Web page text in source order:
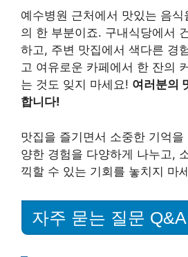
예수병원 근처에서 맛있는 음
의 한 부분이죠. 구내식당에서
하고, 주변 맛집에서 색다른 경
고 여유로운 카페에서 한 잔의
는 것도 잊지 마세요! 여러분의
합니다!
맛집을 즐기면서 소중한 기억
양한 경험을 다양하게 나누고,
끽할 수 있는 기회를 놓치지 마
자주 묻는 질문 Q&A